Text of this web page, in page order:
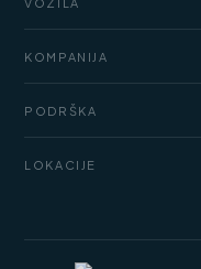
Kombi
Luksuzni automobili
KOMPANIJA
Blog
PODRŠKA
LOKACIJE